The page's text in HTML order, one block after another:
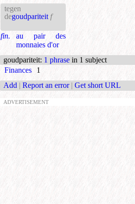
tegen
degoudpariteit f
fin.
au pair des
monnaies d'or
goudpariteit: 1 phrase in 1 subject
Finances 1
Add | Report an error | Get short URL
ADVERTISEMENT